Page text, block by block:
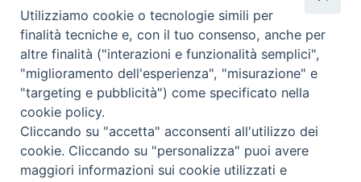
Contatti
via in Lucina 16/a, 00186 Roma
tel: 0668802874
fax: 0645449621
email: ucsi@ucsi.it
Redazione centrale
Utilizziamo cookie o tecnologie simili per
finalità tecniche e, con il tuo consenso, anche per
altre finalità ("interazioni e funzionalità semplici",
"miglioramento dell'esperienza", "misurazione" e
"targeting e pubblicità") come specificato nella
cookie policy.
Cliccando su "accetta" acconsenti all'utilizzo dei
cookie. Cliccando su "personalizza" puoi avere
maggiori informazioni sui cookie utilizzati e